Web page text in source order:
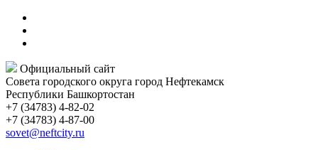
Официальный сайт
Совета городского округа город Нефтекамск
Республики Башкортостан
+7 (34783) 4-82-02
+7 (34783) 4-87-00
sovet@neftcity.ru